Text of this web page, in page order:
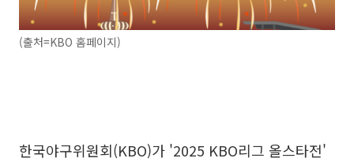
(출처=KBO 홈페이지)
한국야구위원회(KBO)가 '2025 KBO리그 올스타전'